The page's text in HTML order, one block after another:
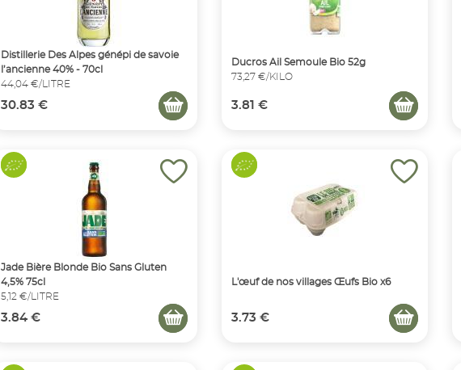
Distillerie Des Alpes génépi de savoie
l’ancienne 40% - 70cl
44,04 €/LITRE
30.83 €
Ducros Ail Semoule Bio 52g
73,27 €/KILO
3.81 €
Jade Bière Blonde Bio Sans Gluten
4,5% 75cl
5,12 €/LITRE
3.84 €
L'œuf de nos villages Œufs Bio x6
3.73 €